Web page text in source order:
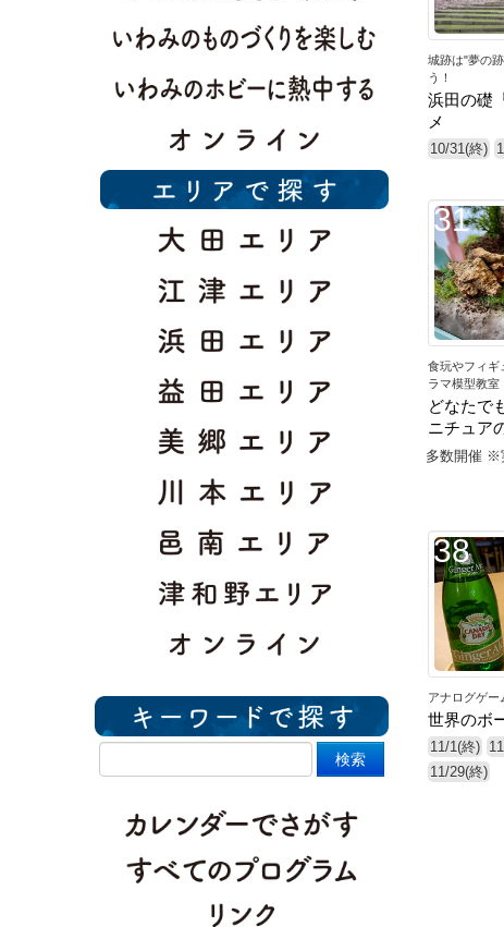
城跡は"夢の
う！
浜田の礎
メ
10/31(終)
31
食玩やフィギ
ラマ模型教室
どなたで
ニチュア
多数開催 ※
38
アナログゲー
世界のボ
11/1(終)
11/29(終)